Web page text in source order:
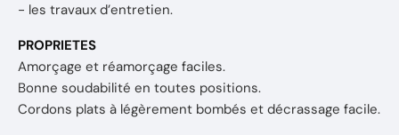
- les travaux d’entretien.
PROPRIETES
Amorçage et réamorçage faciles.
Bonne soudabilité en toutes positions.
Cordons plats à légèrement bombés et décrassage facile.